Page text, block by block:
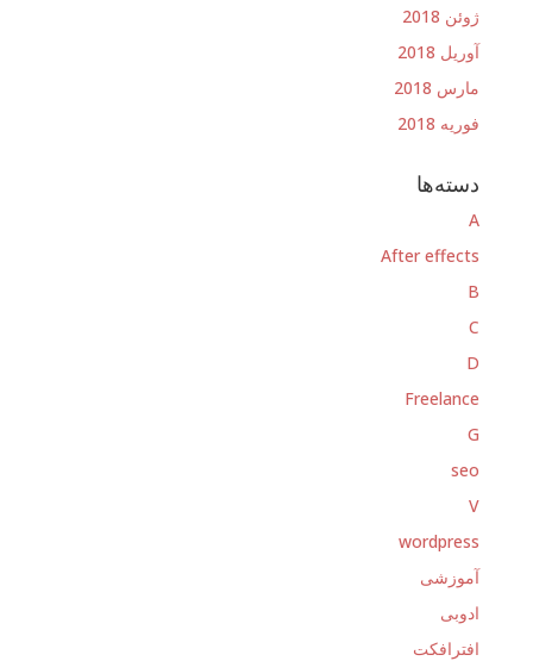
ژوئن 2018
آوریل 2018
مارس 2018
فوریه 2018
دسته‌ها
A
After effects
B
C
D
Freelance
G
seo
V
wordpress
آموزشی
ادوبی
افترافکت